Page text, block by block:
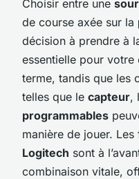
Choisir entre une
de course axée sur la
décision à prendre à
essentielle pour
terme, tandis que les
telles que le capteur,
programmables
manière de jouer.
Logitech sont à
combinaison vitale,